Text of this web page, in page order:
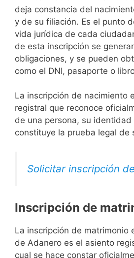
deja constancia del
y de su filiación. Es el punto
vida jurídica de cada
de esta inscripción se
obligaciones, y se pueden
como el DNI, pasaporte o
La inscripción de nacimiento
registral que reconoce
de una persona, su
constituye la prueba legal de
Solicitar inscripción
Inscripción de
La inscripción de matrimonio
de Adanero es el asiento
cual se hace constar